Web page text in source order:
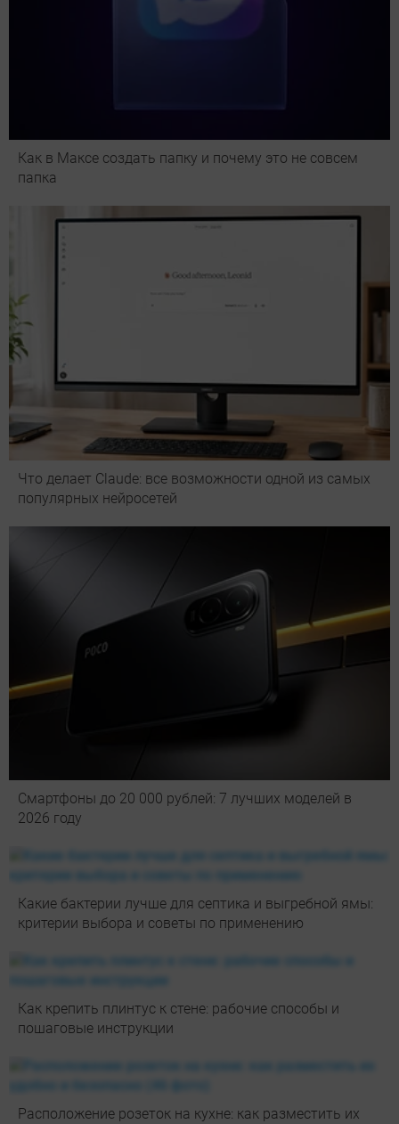
Как в Максе создать папку и почему это не совсем
папка
Что делает Сlaude: все возможности одной из самых
популярных нейросетей
Смартфоны до 20 000 рублей: 7 лучших моделей в
2026 году
Какие бактерии лучше для септика и выгребной ямы:
критерии выбора и советы по применению
Как крепить плинтус к стене: рабочие способы и
пошаговые инструкции
Расположение розеток на кухне: как разместить их